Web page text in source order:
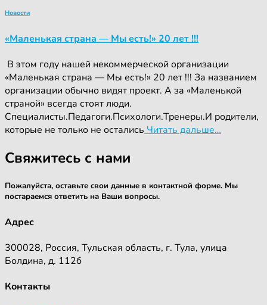
Новости
«Маленькая страна — Мы есть!» 20 лет !!!
‍ ‍В этом году нашей некоммерческой организации
«Маленькая страна — Мы есть!» 20 лет !!! За названием
организации обычно видят проект. А за «Маленькой
страной» всегда стоят люди.
Специалисты.Педагоги.Психологи.Тренеры.И родители,
которые не только не остались Читать дальше…
Свяжитесь с нами
Пожалуйста, оставьте свои данные в контактной форме. Мы
постараемся ответить на Ваши вопросы.
Адрес
300028, Россия, Тульская область, г. Тула, улица
Болдина, д. 112б
Контакты